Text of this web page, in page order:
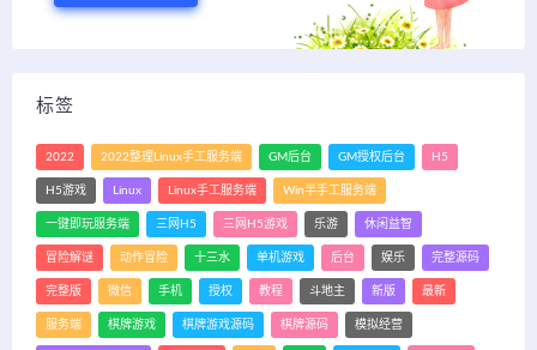
标签
2022 2022整理Linux手工服务端 GM后台 GM授权后台 H5
H5游戏 Linux Linux手工服务端 Win半手工服务端
一键即玩服务端 三网H5 三网H5游戏 乐游 休闲益智
冒险解谜 动作冒险 十三水 单机游戏 后台 娱乐 完整源码
完整版 微信 手机 授权 教程 斗地主 新版 最新
服务端 棋牌游戏 棋牌游戏源码 棋牌源码 模拟经营